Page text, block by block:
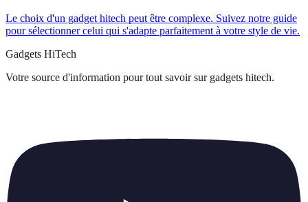
Le choix d'un gadget hitech peut être complexe. Suivez notre guide
pour sélectionner celui qui s'adapte parfaitement à votre style de vie.
Gadgets HiTech
Votre source d'information pour tout savoir sur gadgets hitech.